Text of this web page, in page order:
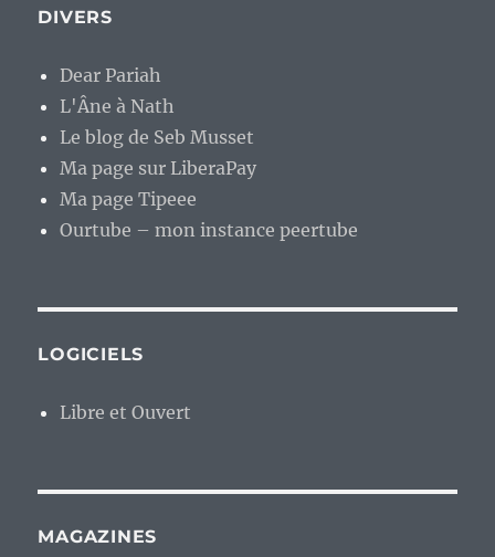
DIVERS
Dear Pariah
L'Âne à Nath
Le blog de Seb Musset
Ma page sur LiberaPay
Ma page Tipeee
Ourtube – mon instance peertube
LOGICIELS
Libre et Ouvert
MAGAZINES